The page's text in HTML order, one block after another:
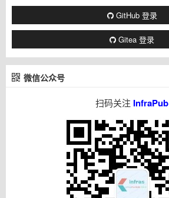
GitHub 登录
Gitea 登录
微信公众号
扫码关注 InfraPub